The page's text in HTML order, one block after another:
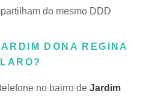
do mesmo DDD
DONA REGINA
no bairro de Jardim